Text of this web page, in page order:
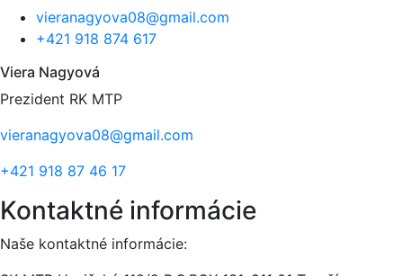
vieranagyova08@gmail.com
+421 918 874 617
Viera Nagyová
Prezident RK MTP
vieranagyova08@gmail.com
+421 918 87 46 17
Kontaktné informácie
Naše kontaktné informácie: